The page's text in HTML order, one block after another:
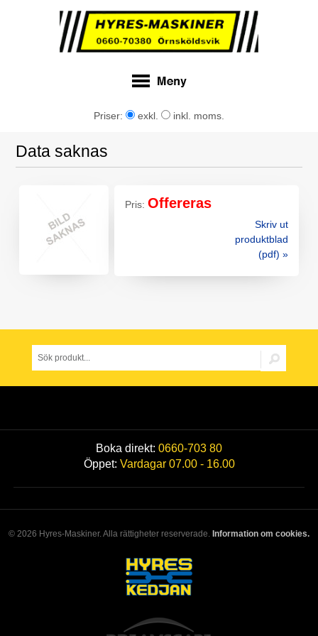
Priser: exkl. inkl. moms.
Data saknas
Pris:Offereras
Skriv ut
produktblad
(pdf) »
Boka direkt: 0660-703 80
Öppet: Vardagar 07.00 - 16.00
© 2026 Hyres-Maskiner. Alla rättigheter reserverade. Information om cookies.